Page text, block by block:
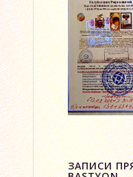
ЗАПИСИ